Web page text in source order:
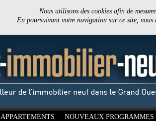
Nous utilisons des cookies afin de
En poursuivant votre navigation sur ce site,
APPARTEMENTS NOUVEAUX PROGRAMMES